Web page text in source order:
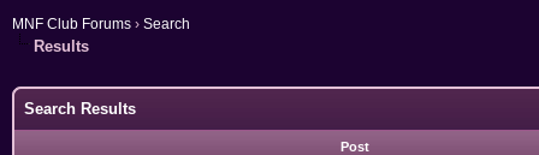
MNF Club Forums › Search
Results
Search Results
Post